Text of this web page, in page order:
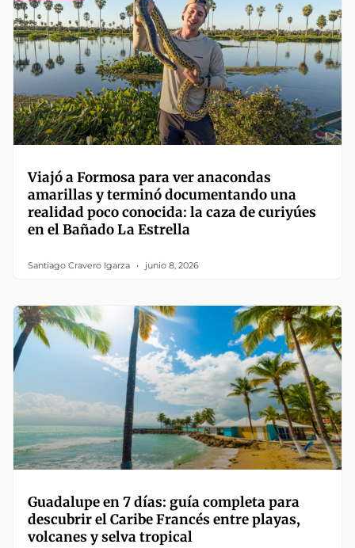
Viajó a Formosa para ver anacondas
amarillas y terminó documentando una
realidad poco conocida: la caza de curiyúes
en el Bañado La Estrella
Santiago Cravero Igarza junio 8, 2026
Guadalupe en 7 días: guía completa para
descubrir el Caribe Francés entre playas,
volcanes y selva tropical